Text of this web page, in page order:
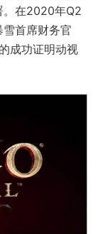
。在2020年Q2
首席财务官
成功证明动视